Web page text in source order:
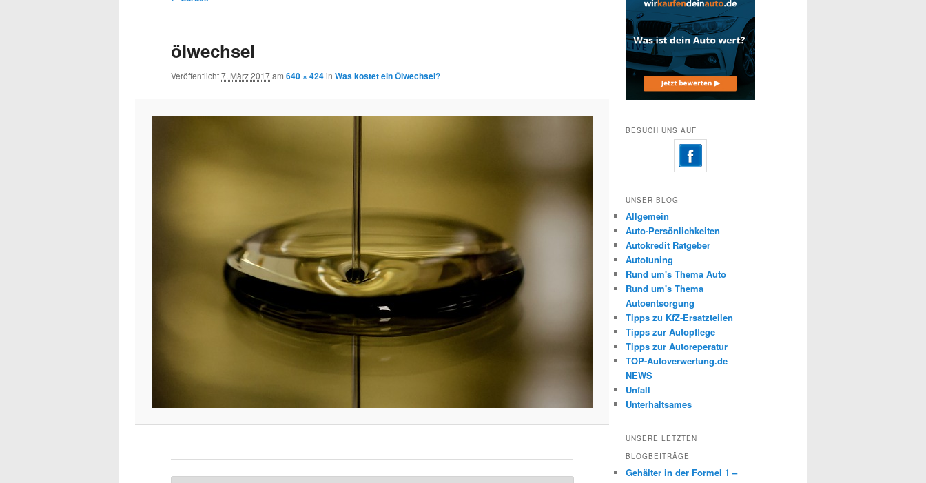
ölwechsel
Veröffentlicht7. März 2017am 640 × 424in Was kostet ein Ölwechsel?
BESUCH UNS AUF
UNSER BLOG
Allgemein
Auto-Persönlichkeiten
Autokredit Ratgeber
Autotuning
Rund um's Thema Auto
Rund um's Thema
Autoentsorgung
Tipps zu KfZ-Ersatzteilen
Tipps zur Autopflege
Tipps zur Autoreperatur
TOP-Autoverwertung.de
NEWS
Unfall
Unterhaltsames
UNSERE LETZTEN
BLOGBEITRÄGE
Gehälter in der Formel 1 –